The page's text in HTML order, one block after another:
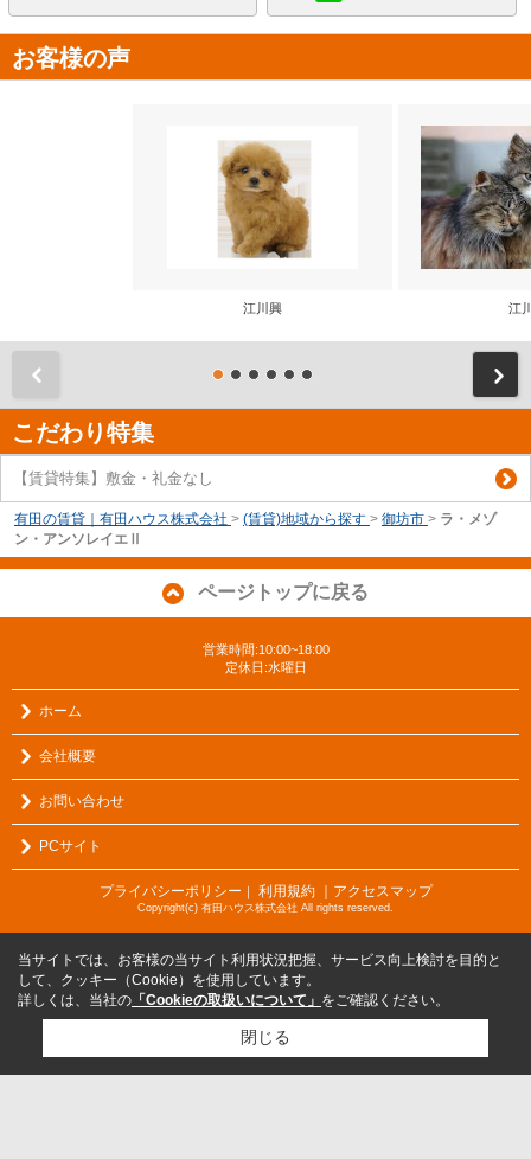
お客様の声
江川興 江
こだわり特集
【賃貸特集】敷金・礼金なし
有田の賃貸｜有田ハウス株式会社 > (賃貸)地域から探す > 御坊市 > ラ・メゾ
ン・アンソレイエⅡ
ページトップに戻る
営業時間:10:00~18:00
定休日:水曜日
ホーム
会社概要
お問い合わせ
PCサイト
プライバシーポリシー 利用規約 ｜アクセスマップ
Copyright(c) 有田ハウス株式会社 All rights reserved.
当サイトでは、お客様の当サイト利用状況把握、サービス向上検討を目的と
して、クッキー（Cookie）を使用しています。
詳しくは、当社の 「Cookieの取扱いについて」 をご確認ください。
閉じる